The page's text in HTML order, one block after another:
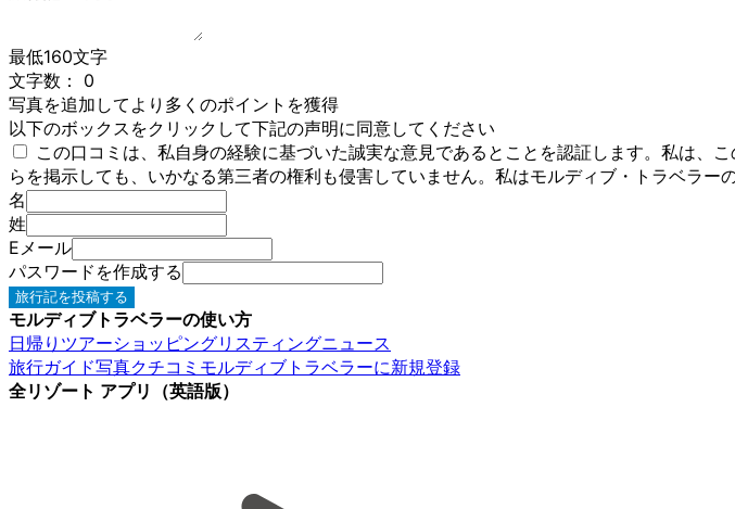
最低160文字
文字数： 0
写真を追加してより多くのポイントを獲得
以下のボックスをクリックして下記の声明に同意してください
この口コミは、私自身の経験に基づいた誠実な意見であるとことを認証します。私は、
らを掲示しても、いかなる第三者の権利も侵害していません。私はモルディブ・トラベラー
名
姓
Eメール
パスワードを作成する
旅行記を投稿する
モルディブトラベラーの使い方
日帰りツアーショッピングリスティングニュース
旅行ガイド写真クチコミ モルディブトラベラーに新規登録
全リゾート アプリ（英語版）